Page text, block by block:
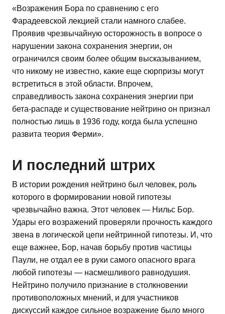
«Возражения Бора по сравнению с его
Фарадеевской лекцией стали намного слабее.
Проявив чрезвычайную осторожность в вопросе о
нарушении закона сохранения энергии, он
ограничился своим более общим высказыванием,
что никому не известно, какие еще сюрпризы могут
встретиться в этой области. Впрочем,
справедливость закона сохранения энергии при
бета-распаде и существование нейтрино он признал
полностью лишь в 1936 году, когда была успешно
развита теория Ферми».
И последний штрих
В истории рождения нейтрино был человек, роль
которого в формировании новой гипотезы
чрезвычайно важна. Этот человек — Нильс Бор.
Удары его возражений проверяли прочность каждого
звена в логической цепи нейтринной гипотезы. И, что
еще важнее, Бор, начав борьбу против частицы
Паули, не отдал ее в руки самого опасного врага
любой гипотезы — насмешливого равнодушия.
Нейтрино получило признание в столкновении
противоположных мнений, и для участников
дискуссий каждое сильное возражение было много